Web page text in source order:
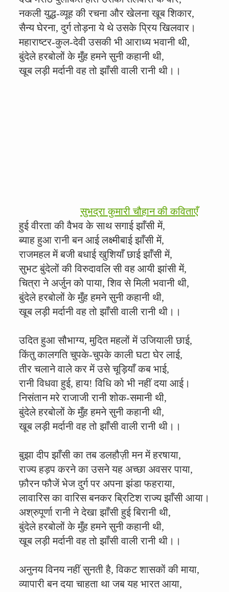
नकली युद्ध-व्यूह की रचना और खेलना खूब शिकार,
सैन्य घेरना, दुर्ग तोड़ना ये थे उसके प्रिय खिलवार।
महाराष्टर-कुल-देवी उसकी भी आराध्य भवानी थी,
बुंदेले हरबोलों के मुँह हमने सुनी कहानी थी,
खूब लड़ी मर्दानी वह तो झाँसी वाली रानी थी।।
सुभद्रा कुमारी चौहान की कविताएँ
हुई वीरता की वैभव के साथ सगाई झाँसी में,
ब्याह हुआ रानी बन आई लक्ष्मीबाई झाँसी में,
राजमहल में बजी बधाई खुशियाँ छाई झाँसी में,
सुभट बुंदेलों की विरुदावलि सी वह आयी झांसी में,
चित्रा ने अर्जुन को पाया, शिव से मिली भवानी थी,
बुंदेले हरबोलों के मुँह हमने सुनी कहानी थी,
खूब लड़ी मर्दानी वह तो झाँसी वाली रानी थी।।
उदित हुआ सौभाग्य, मुदित महलों में उजियाली छाई,
किंतु कालगति चुपके-चुपके काली घटा घेर लाई,
तीर चलाने वाले कर में उसे चूड़ियाँ कब भाई,
रानी विधवा हुई, हाय! विधि को भी नहीं दया आई।
निसंतान मरे राजाजी रानी शोक-समानी थी,
बुंदेले हरबोलों के मुँह हमने सुनी कहानी थी,
खूब लड़ी मर्दानी वह तो झाँसी वाली रानी थी।।
बुझा दीप झाँसी का तब डलहौज़ी मन में हरषाया,
राज्य हड़प करने का उसने यह अच्छा अवसर पाया,
फ़ौरन फौजें भेज दुर्ग पर अपना झंडा फहराया,
लावारिस का वारिस बनकर ब्रिटिश राज्य झाँसी आया।
अश्रुपूर्णा रानी ने देखा झाँसी हुई बिरानी थी,
बुंदेले हरबोलों के मुँह हमने सुनी कहानी थी,
खूब लड़ी मर्दानी वह तो झाँसी वाली रानी थी।।
अनुनय विनय नहीं सुनती है, विकट शासकों की माया,
व्यापारी बन दया चाहता था जब यह भारत आया,